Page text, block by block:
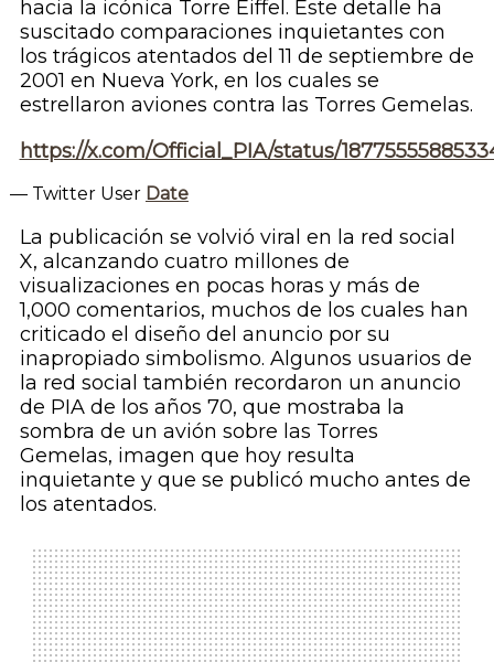
hacia la icónica Torre Eiffel. Este detalle ha
suscitado comparaciones inquietantes con
los trágicos atentados del 11 de septiembre de
2001 en Nueva York, en los cuales se
estrellaron aviones contra las Torres Gemelas.
https://x.com/Official_PIA/status/
— Twitter User Date
La publicación se volvió viral en la red social
X, alcanzando cuatro millones de
visualizaciones en pocas horas y más de
1,000 comentarios, muchos de los cuales han
criticado el diseño del anuncio por su
inapropiado simbolismo. Algunos usuarios de
la red social también recordaron un anuncio
de PIA de los años 70, que mostraba la
sombra de un avión sobre las Torres
Gemelas, imagen que hoy resulta
inquietante y que se publicó mucho antes de
los atentados.